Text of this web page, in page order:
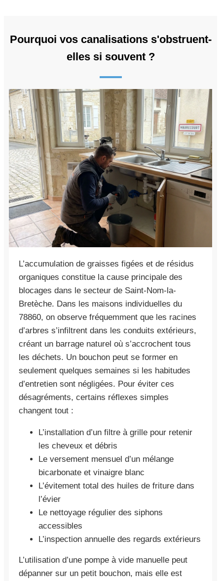
Pourquoi vos canalisations s'obstruent-
elles si souvent ?
L’accumulation de graisses figées et de résidus
organiques constitue la cause principale des
blocages dans le secteur de Saint-Nom-la-
Bretèche. Dans les maisons individuelles du
78860, on observe fréquemment que les racines
d’arbres s’infiltrent dans les conduits extérieurs,
créant un barrage naturel où s’accrochent tous
les déchets. Un bouchon peut se former en
seulement quelques semaines si les habitudes
d’entretien sont négligées. Pour éviter ces
désagréments, certains réflexes simples
changent tout :
L’installation d’un filtre à grille pour retenir
les cheveux et débris
Le versement mensuel d’un mélange
bicarbonate et vinaigre blanc
L’évitement total des huiles de friture dans
l’évier
Le nettoyage régulier des siphons
accessibles
L’inspection annuelle des regards extérieurs
L’utilisation d’une pompe à vide manuelle peut
dépanner sur un petit bouchon, mais elle est